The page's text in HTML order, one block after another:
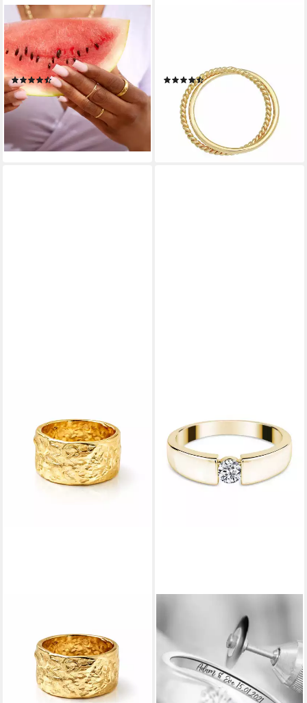
UNIQUE
Fingerring Vergoldeter
Edelstahlring in 5mm Breite
R9077
(11)
23,90 € UVP27,90 €
-14%
lieferbar - in 2-3 Werktagen bei dir
Geschenk 925 Silber
(31)
ab 39,90 € 79,90 €
-50%
lieferbar - in 2-3 Werktagen bei dir